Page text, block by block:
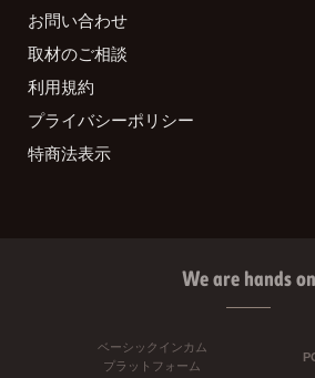
お問い合わせ
取材のご相談
利用規約
プライバシーポリシー
特商法表示
We are hands on
ベーシックインカム
プラットフォーム